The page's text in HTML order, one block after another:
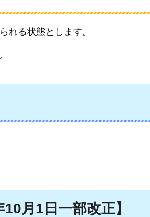
れる状態とします。
月1日一部改正】